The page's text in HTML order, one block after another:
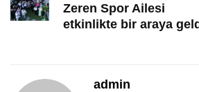
Zeren Spor Ailesi
etkinlikte bir araya
admin